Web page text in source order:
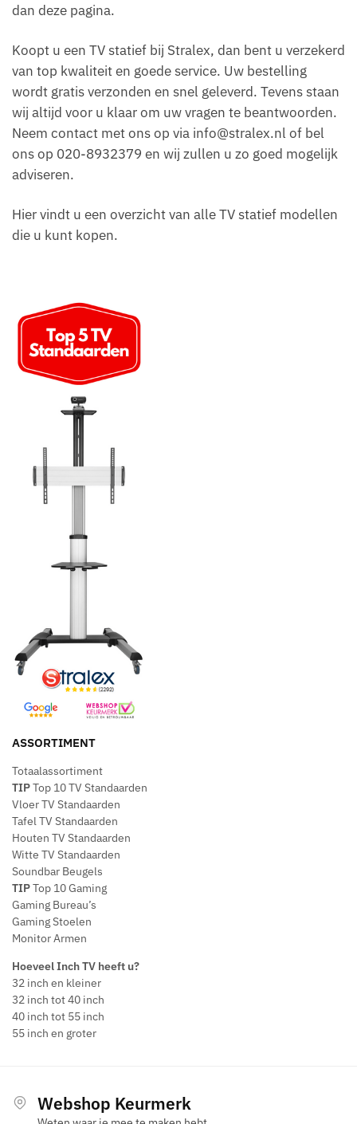
dan deze pagina.
Koopt u een TV statief bij Stralex, dan bent u verzekerd
van top kwaliteit en goede service. Uw bestelling
wordt gratis verzonden en snel geleverd. Tevens staan
wij altijd voor u klaar om uw vragen te beantwoorden.
Neem contact met ons op via info@stralex.nl of bel
ons op 020-8932379 en wij zullen u zo goed mogelijk
adviseren.
Hier vindt u een overzicht van alle TV statief modellen
die u kunt kopen.
ASSORTIMENT
Totaalassortiment
TIPTop 10 TV Standaarden
Vloer TV Standaarden
Tafel TV Standaarden
Houten TV Standaarden
Witte TV Standaarden
Soundbar Beugels
TIPTop 10 Gaming
Gaming Bureau’s
Gaming Stoelen
Monitor Armen
Hoeveel Inch TV heeft u?
32 inch en kleiner
32 inch tot 40 inch
40 inch tot 55 inch
55 inch en groter
Webshop Keurmerk